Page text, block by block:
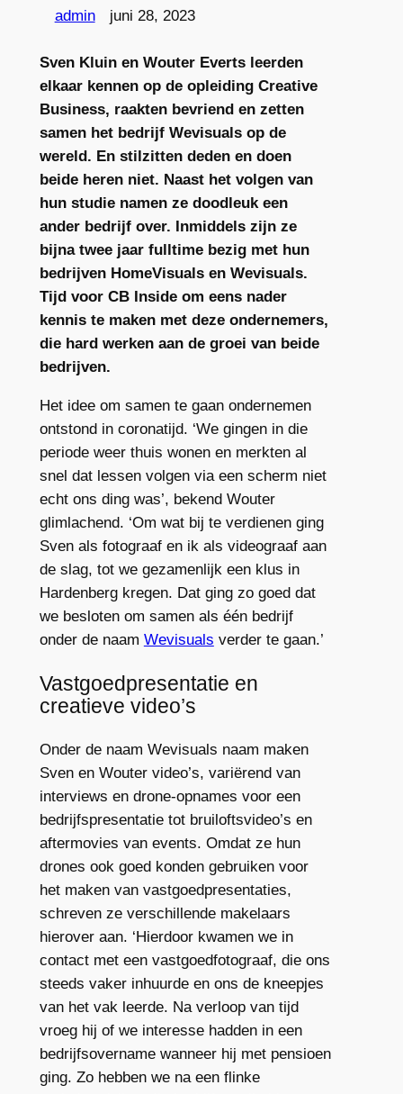
admin juni 28, 2023
Sven Kluin en Wouter Everts leerden
elkaar kennen op de opleiding Creative
Business, raakten bevriend en zetten
samen het bedrijf Wevisuals op de
wereld. En stilzitten deden en doen
beide heren niet. Naast het volgen van
hun studie namen ze doodleuk een
ander bedrijf over. Inmiddels zijn ze
bijna twee jaar fulltime bezig met hun
bedrijven HomeVisuals en Wevisuals.
Tijd voor CB Inside om eens nader
kennis te maken met deze ondernemers,
die hard werken aan de groei van beide
bedrijven.
Het idee om samen te gaan ondernemen
ontstond in coronatijd. ‘We gingen in die
periode weer thuis wonen en merkten al
snel dat lessen volgen via een scherm niet
echt ons ding was’, bekend Wouter
glimlachend. ‘Om wat bij te verdienen ging
Sven als fotograaf en ik als videograaf aan
de slag, tot we gezamenlijk een klus in
Hardenberg kregen. Dat ging zo goed dat
we besloten om samen als één bedrijf
onder de naam Wevisuals verder te gaan.’
Vastgoedpresentatie en
creatieve video’s
Onder de naam Wevisuals naam maken
Sven en Wouter video’s, variërend van
interviews en drone-opnames voor een
bedrijfspresentatie tot bruiloftsvideo’s en
aftermovies van events. Omdat ze hun
drones ook goed konden gebruiken voor
het maken van vastgoedpresentaties,
schreven ze verschillende makelaars
hierover aan. ‘Hierdoor kwamen we in
contact met een vastgoedfotograaf, die ons
steeds vaker inhuurde en ons de kneepjes
van het vak leerde. Na verloop van tijd
vroeg hij of we interesse hadden in een
bedrijfsovername wanneer hij met pensioen
ging. Zo hebben we na een flinke